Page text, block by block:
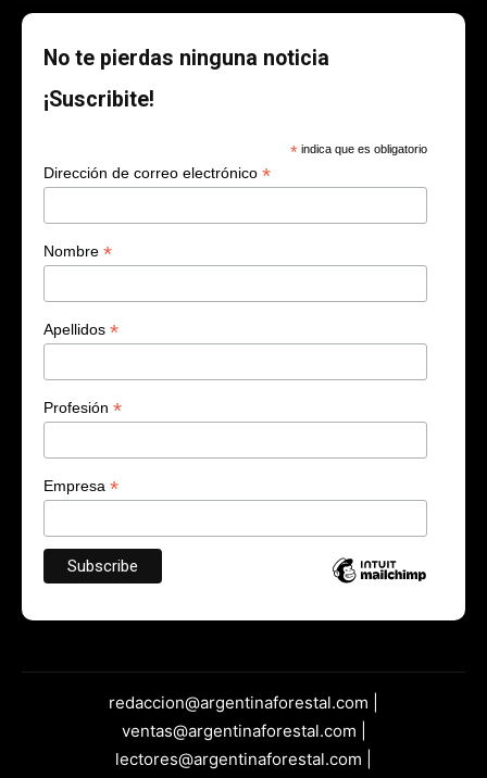
No te pierdas ninguna noticia
¡Suscribite!
* indica que es obligatorio
Dirección de correo electrónico *
Nombre *
Apellidos *
Profesión *
Empresa *
redaccion@argentinaforestal.com |
ventas@argentinaforestal.com |
lectores@argentinaforestal.com |